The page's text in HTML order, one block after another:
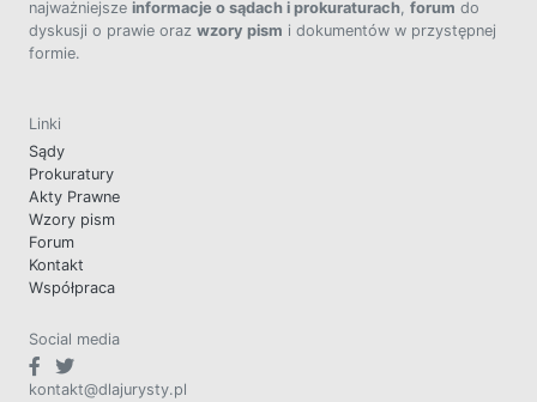
najważniejsze informacje o sądach i prokuraturach, forum do
dyskusji o prawie oraz wzory pism i dokumentów w przystępnej
formie.
Linki
Sądy
Prokuratury
Akty Prawne
Wzory pism
Forum
Kontakt
Współpraca
Social media
kontakt@dlajurysty.pl